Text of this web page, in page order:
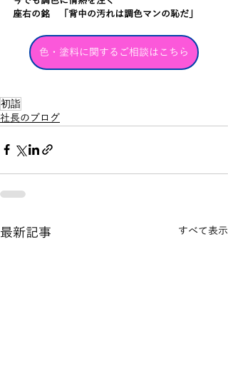
座右の銘　「背中の汚れは調色マンの恥だ」
色・塗料に関するご相談はこちら
初詣
社長のブログ
最新記事 すべて表示